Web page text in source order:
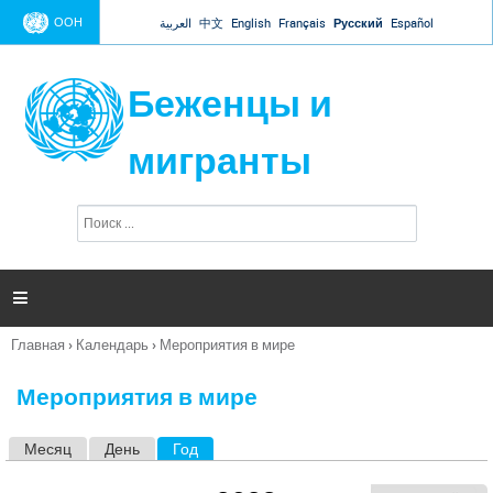
Jump to navigation
ООН العربية 中文 English Français Русский Español
Беженцы и
мигранты
п
и

Вы
Главная › Календарь › Мероприятия в мире
Мероприятия в мире
Месяц День Год